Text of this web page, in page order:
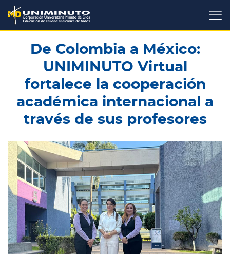
Pasar
contenido
principal
De Colombia a México:
UNIMINUTO Virtual
fortalece la cooperación
académica internacional a
través de sus profesores